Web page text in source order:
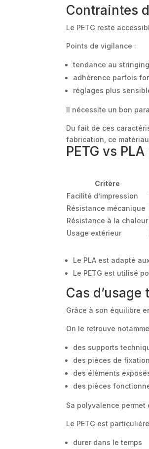
Contraintes
Le PETG reste
Points de vigilance :
tendance au
adhérence parfois
réglages plus
Il nécessite un bon
Du fait de ces
fabrication, ce
PETG vs
Critère
Facilité d’impression
Résistance mécanique
Résistance à la chaleur
Usage extérieur
Le PLA est adapté
Le PETG est utilisé
Cas
Grâce à son équilibre
On le retrouve
des supports
des pièces de fixation
des éléments
des pièces
Sa polyvalence
Le PETG est
durer dans le temps